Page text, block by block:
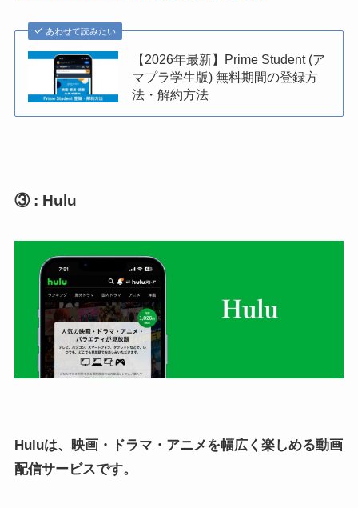
あわせて読みたい
【2026年最新】Prime Student (ア
マプラ学生版) 無料期間の登録方
法・解約方法
③ : Hulu
Huluは、映画・ドラマ・アニメを幅広く楽しめる動画
配信サービスです。